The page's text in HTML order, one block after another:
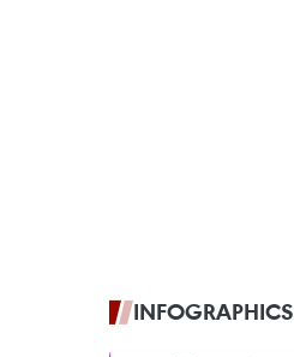
INFOGRAPHICS